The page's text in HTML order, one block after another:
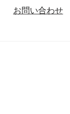
お問い合わせ